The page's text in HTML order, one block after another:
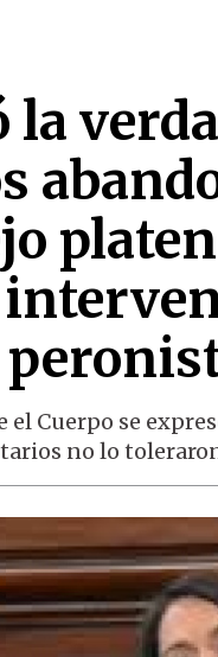
la
el Cuerpo se
no lo